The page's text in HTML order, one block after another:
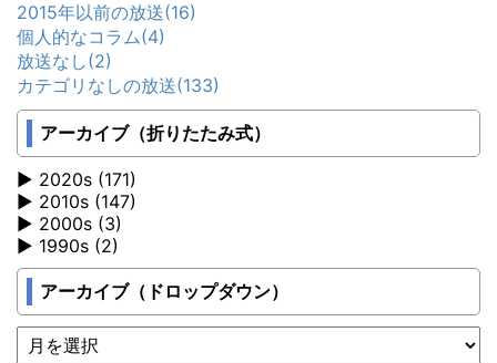
2015年以前の放送(16)
個人的なコラム(4)
放送なし(2)
カテゴリなしの放送(133)
アーカイブ（折りたたみ式）
2020s (171)
2010s (147)
2000s (3)
1990s (2)
アーカイブ（ドロップダウン）